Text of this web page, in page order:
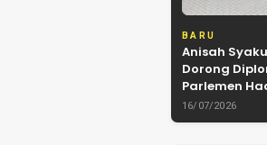
BARU
Anisah
Dorong
Parlemen
Kerja Sama
16/07/2026